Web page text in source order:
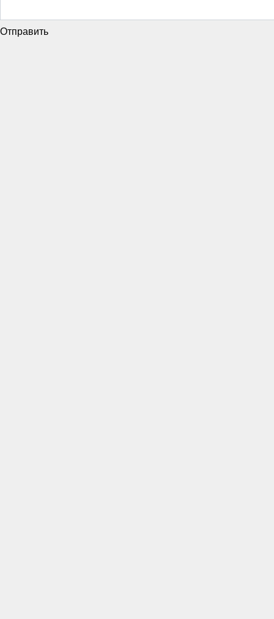
Отправить